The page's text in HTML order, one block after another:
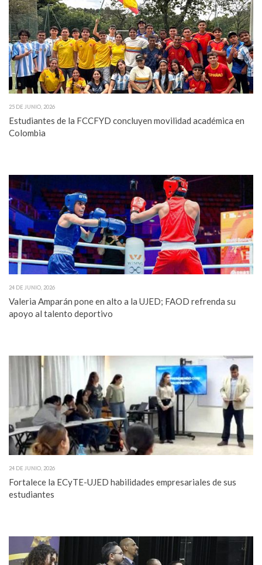
25 DE JUNIO, 2026
Estudiantes de la FCCFYD concluyen movilidad académica en
Colombia
24 DE JUNIO, 2026
Valeria Amparán pone en alto a la UJED; FAOD refrenda su
apoyo al talento deportivo
24 DE JUNIO, 2026
Fortalece la ECyTE-UJED habilidades empresariales de sus
estudiantes